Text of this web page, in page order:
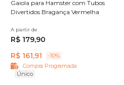
Gaiola para Hamster com Tubos
Divertidos Bragança Vermelha
A partir de
R$ 179,90
R$ 161,91
-10%
Compra Programada
Único